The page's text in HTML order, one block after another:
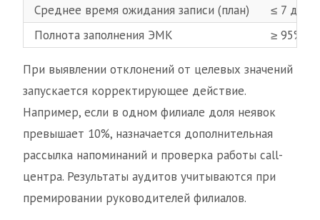
Среднее время ожидания записи (план)
≤ 7 дней
Полнота заполнения ЭМК
≥ 95%
При выявлении отклонений от целевых значений
запускается корректирующее действие.
Например, если в одном филиале доля неявок
превышает 10%, назначается дополнительная
рассылка напоминаний и проверка работы call-
центра. Результаты аудитов учитываются при
премировании руководителей филиалов.